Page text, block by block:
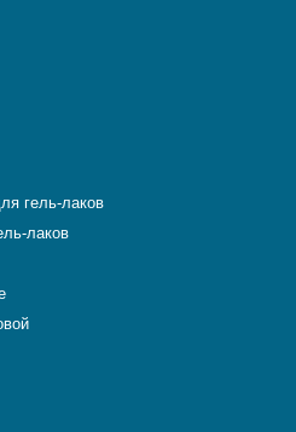
гель-лаков
лаков